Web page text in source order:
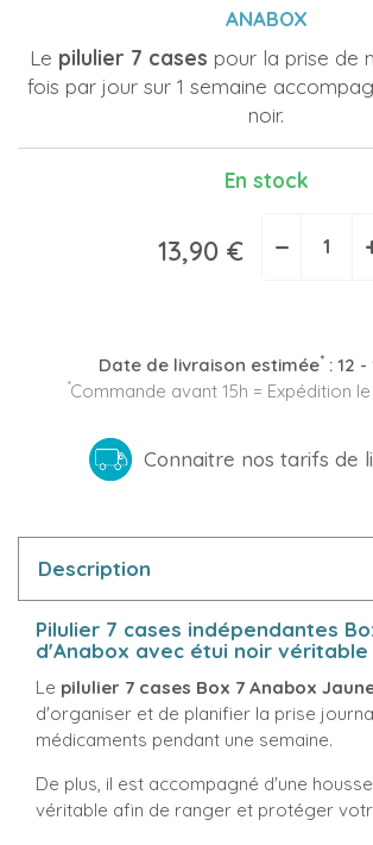
ANABOX
Le pilulier 7 cases pour la prise de
fois par jour sur 1 semaine
noir.
En stock
13,90 € −
Date de livraison estimée*: 12 -
*Commande avant 15h = Expédition
Connaitre nos tarifs de
Description
Pilulier 7 cases indépendantes
d'Anabox avec étui noir véritable
Le pilulier 7 cases Box 7 Anabox
d'organiser et de planifier la prise
médicaments pendant une semaine.
De plus, il est accompagné d'une
véritable afin de ranger et protéger